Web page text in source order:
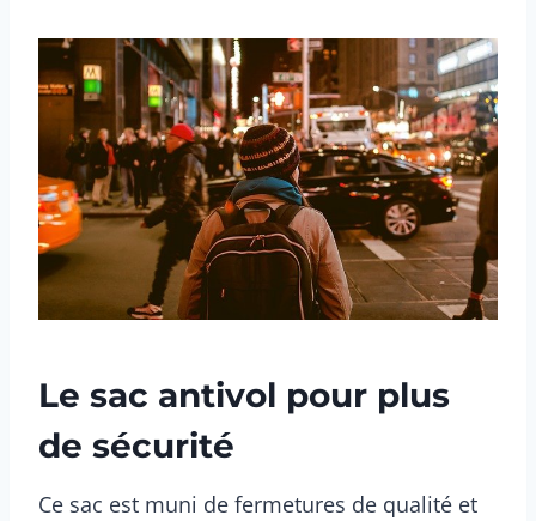
Le sac antivol pour plus
de sécurité
Ce sac est muni de fermetures de qualité et